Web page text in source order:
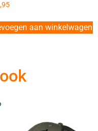
aan winkelwagen